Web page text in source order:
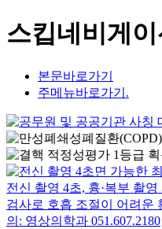
스킵네비게이
본문바로가기
주메뉴바로가기.